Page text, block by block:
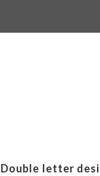
Double letter